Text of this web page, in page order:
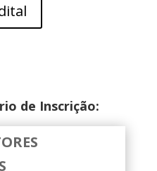
de Inscrição: